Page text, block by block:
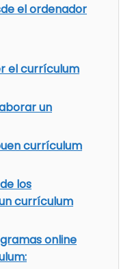
el ordenador
el currículum
un
currículum
los
currículum
online